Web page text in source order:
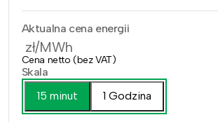
Aktualna cena energii
zł/MWh
Cena netto (bez VAT)
Skala
15 minut
1 Godzina